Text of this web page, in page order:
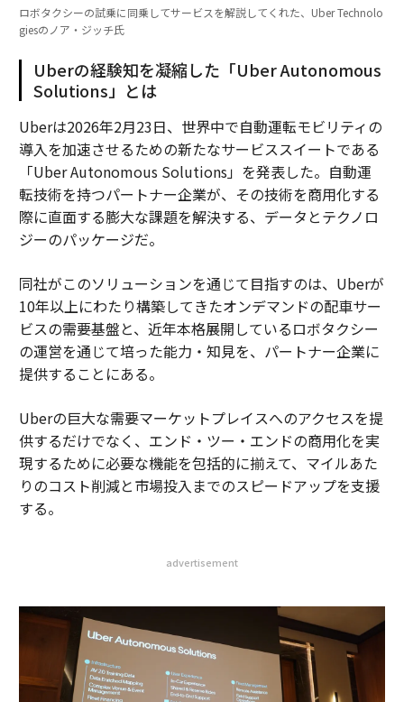
ロボタクシーの試乗に同乗してサービスを解説してくれた、Uber Technolo
giesのノア・ジッチ氏
Uberの経験知を凝縮した「Uber Autonomous
Solutions」とは
Uberは2026年2月23日、世界中で自動運転モビリティの
導入を加速させるための新たなサービススイートである
「Uber Autonomous Solutions」を発表した。自動運
転技術を持つパートナー企業が、その技術を商用化する
際に直面する膨大な課題を解決する、データとテクノロ
ジーのパッケージだ。
同社がこのソリューションを通じて目指すのは、Uberが
10年以上にわたり構築してきたオンデマンドの配車サー
ビスの需要基盤と、近年本格展開しているロボタクシー
の運営を通じて培った能力・知見を、パートナー企業に
提供することにある。
Uberの巨大な需要マーケットプレイスへのアクセスを提
供するだけでなく、エンド・ツー・エンドの商用化を実
現するために必要な機能を包括的に揃えて、マイルあた
りのコスト削減と市場投入までのスピードアップを支援
する。
advertisement